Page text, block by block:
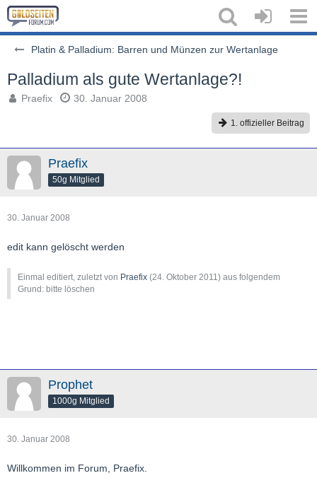
Platin & Palladium: Barren und Münzen zur Wertanlage
Palladium als gute Wertanlage?!
Praefix 30. Januar 2008
1. offizieller Beitrag
Praefix
50g Mitglied
30. Januar 2008
edit kann gelöscht werden
Einmal editiert, zuletzt von Praefix (24. Oktober 2011) aus folgendem
Grund: bitte löschen
Prophet
1000g Mitglied
30. Januar 2008
Willkommen im Forum, Praefix.